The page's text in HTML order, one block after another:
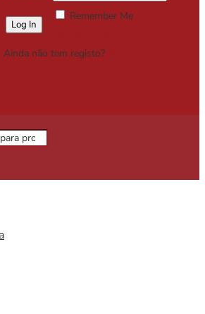
Remember Me
Ainda não tem registo?